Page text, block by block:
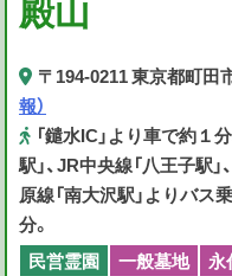
〒194-0211 東京都町田
報）
「鑓水IC」より車で約１
駅」、JR中央線「八王子駅
原線「南大沢駅」よりバス
分。
民営霊園 一般墓地 永